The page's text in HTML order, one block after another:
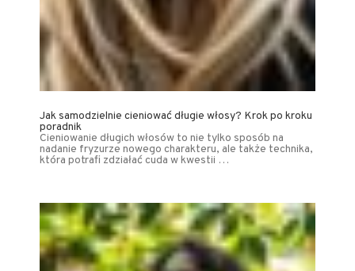
Jak samodzielnie cieniować długie włosy? Krok po kroku
poradnik
Cieniowanie długich włosów to nie tylko sposób na
nadanie fryzurze nowego charakteru, ale także technika,
która potrafi zdziałać cuda w kwestii …